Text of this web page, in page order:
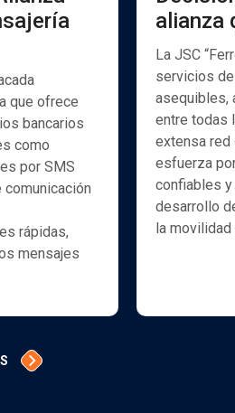
que ofrece
bancarios
como
por SMS
comunicación
rápidas,
mensajes
alianza
La JSC
servicios
asequibles,
entre todas
extensa red
esfuerza
confiables
desarrollo
la movilidad